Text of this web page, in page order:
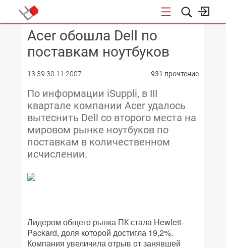
КОНФЕРЕНЦИИ
Acer обошла Dell по
поставкам ноутбуков
13:39 30.11.2007 931 прочтение
По информации iSuppli, в III
квартале компании Acer удалось
вытеснить Dell со второго места на
мировом рынке ноутбуков по
поставкам в количественном
исчислении.
Лидером общего рынка ПК стала Hewlett-
Packard, доля которой достигла 19,2%.
Компания увеличила отрыв от занявшей